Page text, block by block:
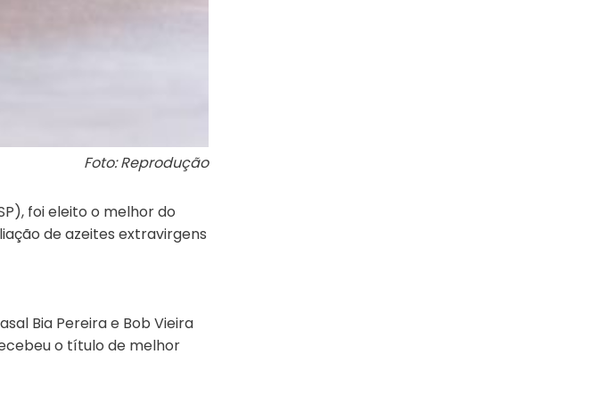
Foto: Reprodução
foi eleito o melhor do
de azeites extravirgens
Bia Pereira e Bob Vieira
o título de melhor